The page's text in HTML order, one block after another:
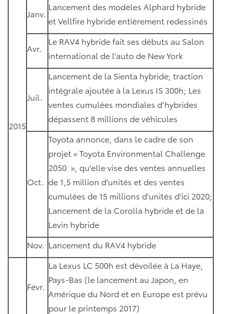
2015
Janv.
Lancement des modèles Alphard hybride
et Vellfire hybride entièrement redessinés
Avr.
Le RAV4 hybride fait ses débuts au Salon
international de l'auto de New York
Juil.
Lancement de la Sienta hybride; traction
intégrale ajoutée à la Lexus IS 300h; Les
ventes cumulées mondiales d’hybrides
dépassent 8 millions de véhicules
Oct.
Toyota annonce, dans le cadre de son
projet « Toyota Environmental Challenge
2050 », qu'elle vise des ventes annuelles
de 1,5 million d'unités et des ventes
cumulées de 15 millions d'unités d'ici 2020;
Lancement de la Corolla hybride et de la
Levin hybride
Nov. Lancement du RAV4 hybride
Févr.
La Lexus LC 500h est dévoilée à La Haye,
Pays-Bas (le lancement au Japon, en
Amérique du Nord et en Europe est prévu
pour le printemps 2017)